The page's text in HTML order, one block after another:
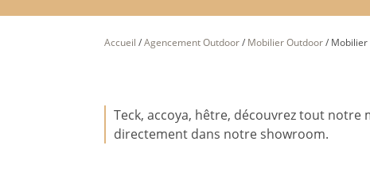
Accueil /Agencement Outdoor/ Mobilier Outdoor/ Mobilier
Teck, accoya, hêtre, découvrez tout
directement dans notre showroom.